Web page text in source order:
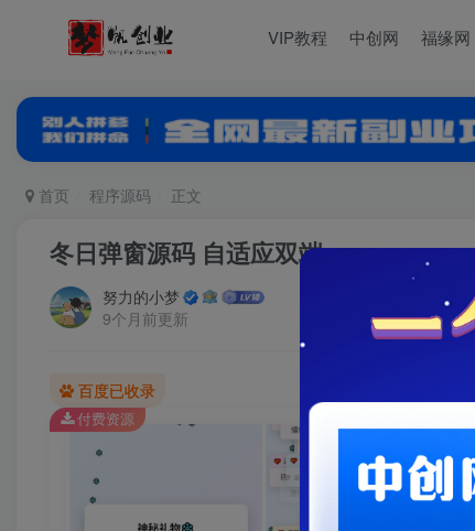
VIP教程 中创网 福缘网
首页 程序源码 正文
冬日弹窗源码 自适应双端
努力的小梦
9个月前更新
百度已收录
付费资源